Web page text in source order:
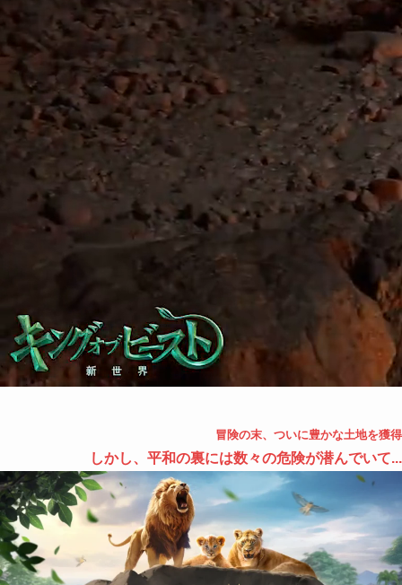
冒険の末、ついに豊かな土地を獲得
しかし、平和の裏には数々の危険が潜んでいて...